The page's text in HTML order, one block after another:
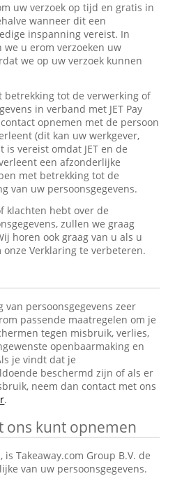
uw verzoek op tijd en gratis in
wanneer dit een
inspanning vereist. In
u erom verzoeken uw
we op uw verzoek kunnen
betrekking tot de verwerking of
in verband met JET Pay
opnemen met de persoon
(dit kan uw werkgever,
vereist omdat JET en de
een afzonderlijke
met betrekking tot de
van uw persoonsgegevens.
klachten hebt over de
zullen we graag
horen ook graag van u als u
Verklaring te verbeteren.
van persoonsgegevens zeer
passende maatregelen om je
tegen misbruik, verlies,
openbaarmaking en
je vindt dat je
beschermd zijn of als er
neem dan contact met ons
.
ons kunt opnemen
Takeaway.com Group B.V. de
van uw persoonsgegevens.